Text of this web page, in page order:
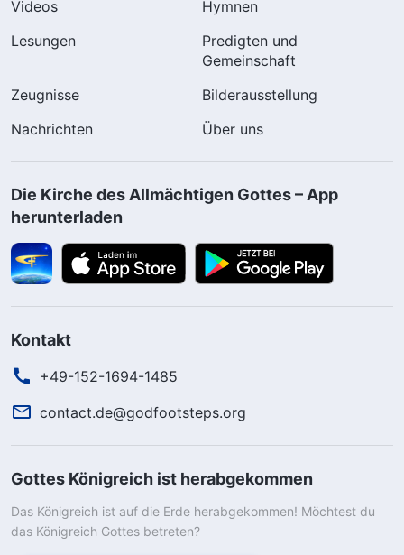
Videos
Hymnen
Lesungen
Predigten und
Gemeinschaft
Zeugnisse
Bilderausstellung
Nachrichten
Über uns
Die Kirche des Allmächtigen Gottes – App
herunterladen
Kontakt
+49-152-1694-1485
contact.de@godfootsteps.org
Gottes Königreich ist herabgekommen
Das Königreich ist auf die Erde herabgekommen! Möchtest du
das Königreich Gottes betreten?